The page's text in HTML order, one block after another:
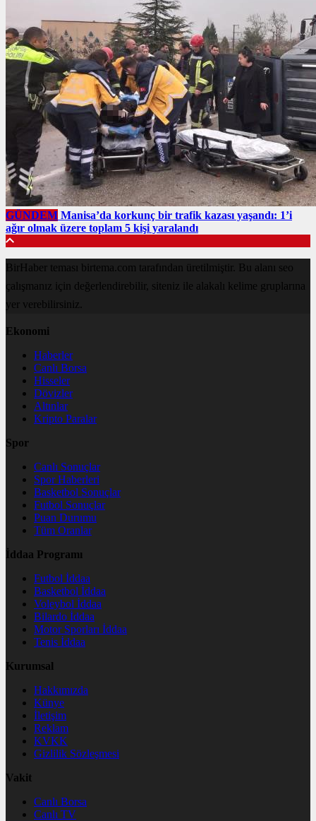
GÜNDEM Manisa’da korkunç bir trafik kazası yaşandı: 1’i
ağır olmak üzere toplam 5 kişi yaralandı
BirHaber teması birtema.com tarafından üretilmiştir. Bu alanı seo
çalışmanız için değerlendirebilir, siteniz ile alakalı kelime gruplarına
yer verebilirsiniz.
Ekonomi
Haberler
Canlı Borsa
Hisseler
Dövizler
Altınlar
Kripto Paralar
Spor
Canlı Sonuçlar
Spor Haberleri
Basketbol Sonuçlar
Futbol Sonuçlar
Puan Durumu
Tüm Oranlar
İddaa Programı
Futbol İddaa
Basketbol İddaa
Voleybol İddaa
Bilardo İddaa
Motor Sporları İddaa
Tenis İddaa
Kurumsal
Hakkımızda
Künye
İletişim
Reklam
KVKK
Gizlilik Sözleşmesi
Vakit
Canlı Borsa
Canlı TV